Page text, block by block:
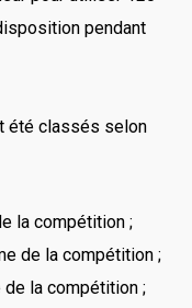
pendant
été classés selon
la compétition ;
de la compétition ;
de la compétition ;